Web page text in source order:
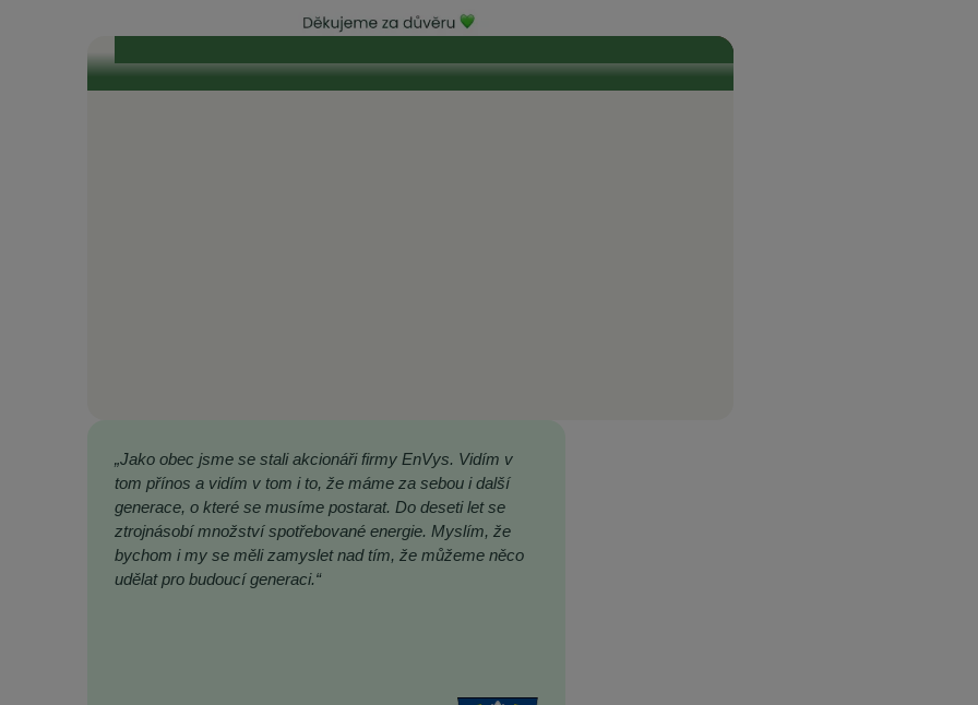
průzračné. Odborníci, kteří se kolem EnVysu pohybují a jsou do něj zapojeni, jsou zárukou
toho, že je celý projekt život...
„Jako obec jsme se stali akcionáři firmy EnVys. Vidím v
tom přínos a vidím v tom i to, že máme za sebou i další
generace, o které se musíme postarat. Do deseti let se
ztrojnásobí množství spotřebované energie. Myslím, že
bychom i my se měli zamyslet nad tím, že můžeme něco
udělat pro budoucí generaci.“